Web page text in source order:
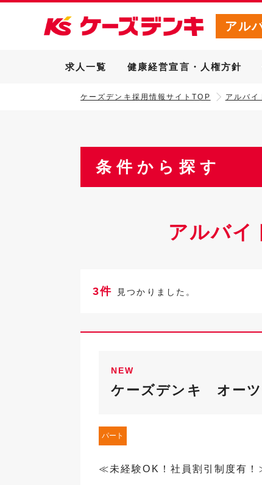
アル
求人一覧 健康経営宣言・人権方針
ケーズデンキ採用情報サイトTOP アルバイ
条件から探す
アルバイ
3件 見つかりました。
NEW
ケーズデンキ オーツ
パート
≪未経験OK！社員割引制度有